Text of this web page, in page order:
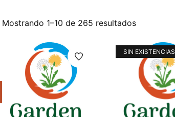
Mostrando 1–10 de 265 resultados
SIN EXISTENCIAS